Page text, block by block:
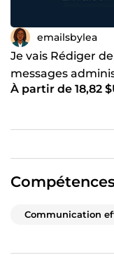
emailsbylea
Je vais Rédiger
messages
À partir de 18,82
Communication